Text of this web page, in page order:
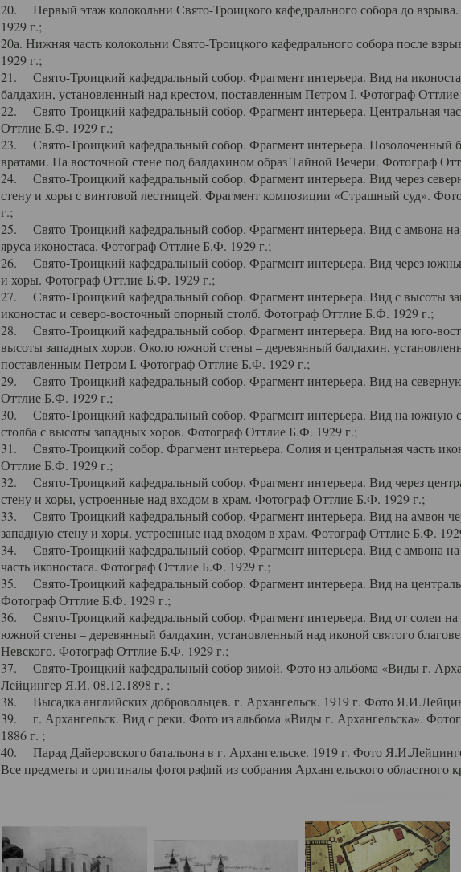
20. Первый этаж колокольни Свято-Троицкого кафедрального собора до
1929 г.;
20а. Нижняя часть колокольни Свято-Троицкого кафедрального собора после
1929 г.;
21. Свято-Троицкий кафедральный собор. Фрагмент интерьера. Вид на
балдахин, установленный над крестом, поставленным Петром I. Фотограф
22. Свято-Троицкий кафедральный собор. Фрагмент интерьера. Центральная
Оттлие Б.Ф. 1929 г.;
23. Свято-Троицкий кафедральный собор. Фрагмент интерьера. Позолоченный
вратами. На восточной стене под балдахином образ Тайной Вечери. Фотограф
24. Свято-Троицкий кафедральный собор. Фрагмент интерьера. Вид через
стену и хоры с винтовой лестницей. Фрагмент композиции «Страшный суд».
г.;
25. Свято-Троицкий кафедральный собор. Фрагмент интерьера. Вид с амвона на
яруса иконостаса. Фотограф Оттлие Б.Ф. 1929 г.;
26. Свято-Троицкий кафедральный собор. Фрагмент интерьера. Вид через
и хоры. Фотограф Оттлие Б.Ф. 1929 г.;
27. Свято-Троицкий кафедральный собор. Фрагмент интерьера. Вид с высоты
иконостас и северо-восточный опорный столб. Фотограф Оттлие Б.Ф. 1929 г.;
28. Свято-Троицкий кафедральный собор. Фрагмент интерьера. Вид на юго-
высоты западных хоров. Около южной стены – деревянный балдахин,
поставленным Петром I. Фотограф Оттлие Б.Ф. 1929 г.;
29. Свято-Троицкий кафедральный собор. Фрагмент интерьера. Вид на
Оттлие Б.Ф. 1929 г.;
30. Свято-Троицкий кафедральный собор. Фрагмент интерьера. Вид на южную
столба с высоты западных хоров. Фотограф Оттлие Б.Ф. 1929 г.;
31. Свято-Троицкий собор. Фрагмент интерьера. Солия и центральная часть
Оттлие Б.Ф. 1929 г.;
32. Свято-Троицкий кафедральный собор. Фрагмент интерьера. Вид через
стену и хоры, устроенные над входом в храм. Фотограф Оттлие Б.Ф. 1929 г.;
33. Свято-Троицкий кафедральный собор. Фрагмент интерьера. Вид на амвон
западную стену и хоры, устроенные над входом в храм. Фотограф Оттлие Б.Ф.
34. Свято-Троицкий кафедральный собор. Фрагмент интерьера. Вид с амвона на
часть иконостаса. Фотограф Оттлие Б.Ф. 1929 г.;
35. Свято-Троицкий кафедральный собор. Фрагмент интерьера. Вид на
Фотограф Оттлие Б.Ф. 1929 г.;
36. Свято-Троицкий кафедральный собор. Фрагмент интерьера. Вид от солеи на
южной стены – деревянный балдахин, установленный над иконой святого
Невского. Фотограф Оттлие Б.Ф. 1929 г.;
37. Свято-Троицкий кафедральный собор зимой. Фото из альбома «Виды г.
Лейцингер Я.И. 08.12.1898 г. ;
38. Высадка английских добровольцев. г. Архангельск. 1919 г. Фото
39. г. Архангельск. Вид с реки. Фото из альбома «Виды г. Архангельска».
1886 г. ;
40. Парад Дайеровского батальона в г. Архангельске. 1919 г. Фото
Все предметы и оригиналы фотографий из собрания Архангельского областного